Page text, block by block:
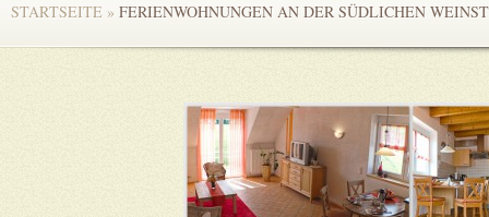
STARTSEITE » FERIENWOHNUNGEN AN DER SÜDLICHEN